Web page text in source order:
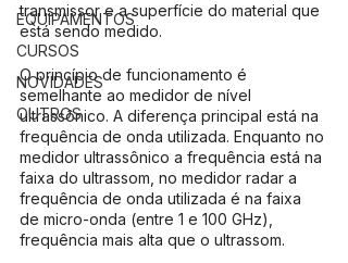
EQUIPAMENTOS
CURSOS
NOVIDADES
OUTROS
transmissor e a superfície do material que
está sendo medido.
O princípio de funcionamento é
semelhante ao medidor de nível
ultrassônico. A diferença principal está na
frequência de onda utilizada. Enquanto no
medidor ultrassônico a frequência está na
faixa do ultrassom, no medidor radar a
frequência de onda utilizada é na faixa
de micro-onda (entre 1 e 100 GHz),
frequência mais alta que o ultrassom.